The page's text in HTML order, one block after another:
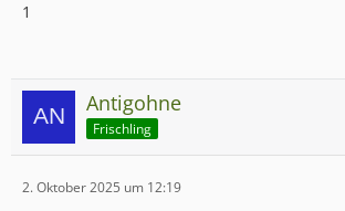
1
Antigohne
Frischling
2. Oktober 2025 um 12:19